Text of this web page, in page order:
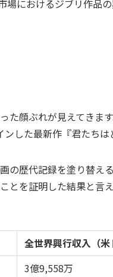
におけるジブリ作品
た顔ぶれが見えてきま
した最新作『君たちは
の歴代記録を塗り替え
とを証明した結果と言
全世界興行収入（米
3億9,558万